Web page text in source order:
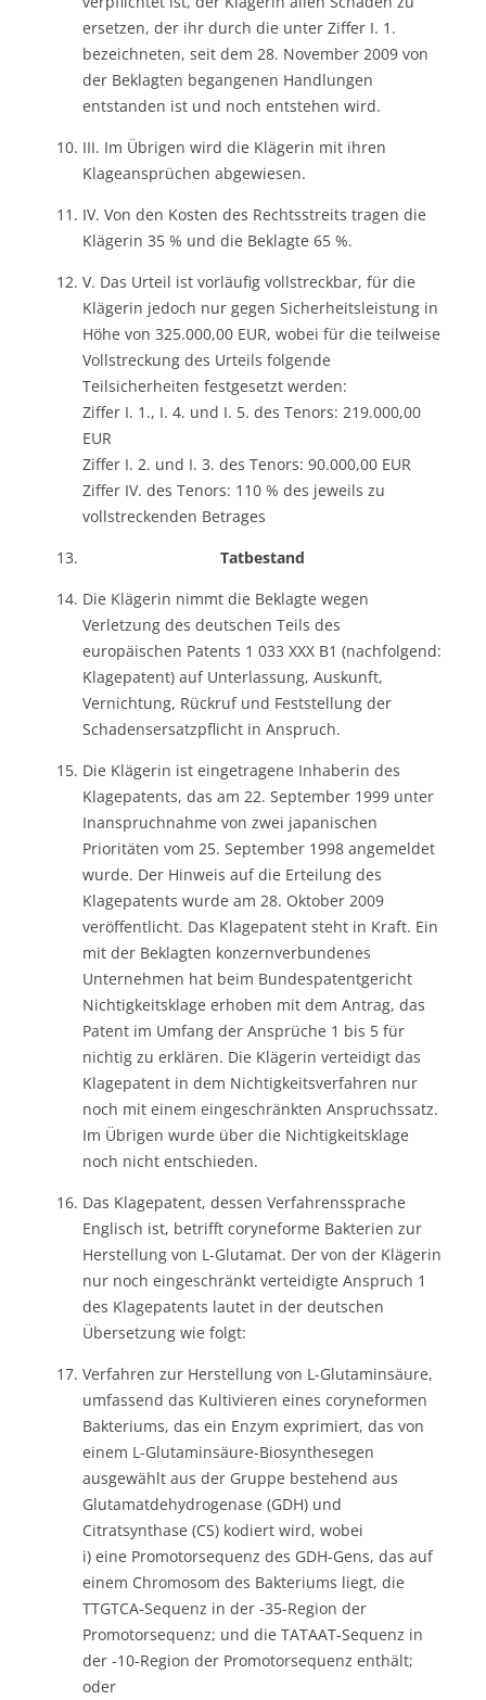
ersetzen, der ihr durch die unter Ziffer I. 1.
bezeichneten, seit dem 28. November 2009 von
der Beklagten begangenen Handlungen
entstanden ist und noch entstehen wird.
III. Im Übrigen wird die Klägerin mit ihren
Klageansprüchen abgewiesen.
IV. Von den Kosten des Rechtsstreits tragen die
Klägerin 35 % und die Beklagte 65 %.
V. Das Urteil ist vorläufig vollstreckbar, für die
Klägerin jedoch nur gegen Sicherheitsleistung in
Höhe von 325.000,00 EUR, wobei für die teilweise
Vollstreckung des Urteils folgende
Teilsicherheiten festgesetzt werden:
Ziffer I. 1., I. 4. und I. 5. des Tenors: 219.000,00
EUR
Ziffer I. 2. und I. 3. des Tenors: 90.000,00 EUR
Ziffer IV. des Tenors: 110 % des jeweils zu
vollstreckenden Betrages
Tatbestand
Die Klägerin nimmt die Beklagte wegen
Verletzung des deutschen Teils des
europäischen Patents 1 033 XXX B1 (nachfolgend:
Klagepatent) auf Unterlassung, Auskunft,
Vernichtung, Rückruf und Feststellung der
Schadensersatzpflicht in Anspruch.
Die Klägerin ist eingetragene Inhaberin des
Klagepatents, das am 22. September 1999 unter
Inanspruchnahme von zwei japanischen
Prioritäten vom 25. September 1998 angemeldet
wurde. Der Hinweis auf die Erteilung des
Klagepatents wurde am 28. Oktober 2009
veröffentlicht. Das Klagepatent steht in Kraft. Ein
mit der Beklagten konzernverbundenes
Unternehmen hat beim Bundespatentgericht
Nichtigkeitsklage erhoben mit dem Antrag, das
Patent im Umfang der Ansprüche 1 bis 5 für
nichtig zu erklären. Die Klägerin verteidigt das
Klagepatent in dem Nichtigkeitsverfahren nur
noch mit einem eingeschränkten Anspruchssatz.
Im Übrigen wurde über die Nichtigkeitsklage
noch nicht entschieden.
Das Klagepatent, dessen Verfahrenssprache
Englisch ist, betrifft coryneforme Bakterien zur
Herstellung von L-Glutamat. Der von der Klägerin
nur noch eingeschränkt verteidigte Anspruch 1
des Klagepatents lautet in der deutschen
Übersetzung wie folgt:
Verfahren zur Herstellung von L-Glutaminsäure,
umfassend das Kultivieren eines coryneformen
Bakteriums, das ein Enzym exprimiert, das von
einem L-Glutaminsäure-Biosynthesegen
ausgewählt aus der Gruppe bestehend aus
Glutamatdehydrogenase (GDH) und
Citratsynthase (CS) kodiert wird, wobei
i) eine Promotorsequenz des GDH-Gens, das auf
einem Chromosom des Bakteriums liegt, die
TTGTCA-Sequenz in der -35-Region der
Promotorsequenz; und die TATAAT-Sequenz in
der -10-Region der Promotorsequenz enthält;
oder